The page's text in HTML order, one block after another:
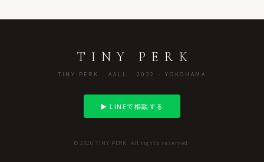
TINY PERK
TINY PERK · AALL · 2022 · YOKOHAMA
▶ LINEで相談する
© 2026 TINY PERK. All rights reserved.